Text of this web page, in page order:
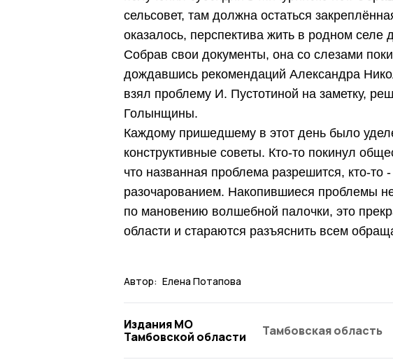
сельсовет, там должна остаться
оказалось, перспектива жить в родном селе
Собрав свои документы, она со слезами
дождавшись рекомендаций Александра
взял проблему И. Пустотиной на заметку,
Голынщины.
Каждому пришедшему в этот день было
конструктивные советы. Кто-то покинул
что названная проблема разрешится, кто-то
разочарованием. Накопившиеся проблемы
по мановению волшебной палочки, это
области и стараются разъяснить всем
Автор: Елена Потапова
Издания МО
Тамбовской области
Тамбовская область